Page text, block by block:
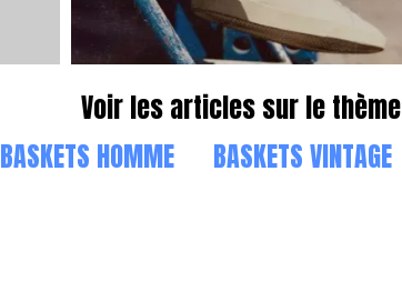
Voir les articles sur le thème
BASKETS HOMME
BASKETS VINTAGE